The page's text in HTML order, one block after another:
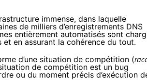
immense, dans laquelle
de milliers d’enregistrements DNS
entièrement automatisés sont
et en assurant la cohérence du tout.
d’une situation de compétition (
de compétition est un bug
ou du moment précis d’exécution